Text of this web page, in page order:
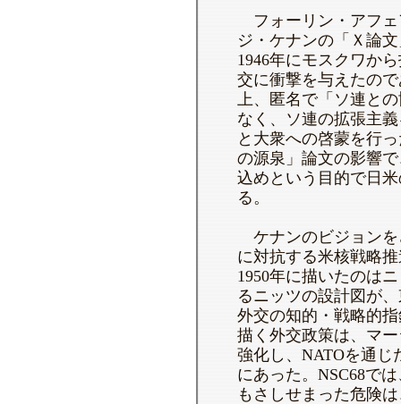
フォーリン・アフェ
ジ・ケナンの「Ｘ論
1946年にモスクワか
交に衝撃を与えたの
上、匿名で「ソ連と
なく、ソ連の拡張主
と大衆への啓蒙を行
の源泉」論文の影響
込めという目的で日
る。
ケナンのビジョンを
に対抗する米核戦略
1950年に描いたのは
るニッツの設計図が
外交の知的・戦略的
描く外交政策は、マ
強化し、NATOを通じ
にあった。NSC68で
もさしせまった危険